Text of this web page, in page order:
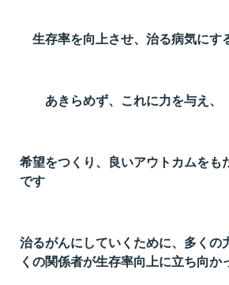
生存率を向上させ、治る病気にす
あきらめず、これに力を与え
希望をつくり、良いアウトカムをも
です
治るがんにしていくために、多くの
くの関係者が生存率向上に立ち向か